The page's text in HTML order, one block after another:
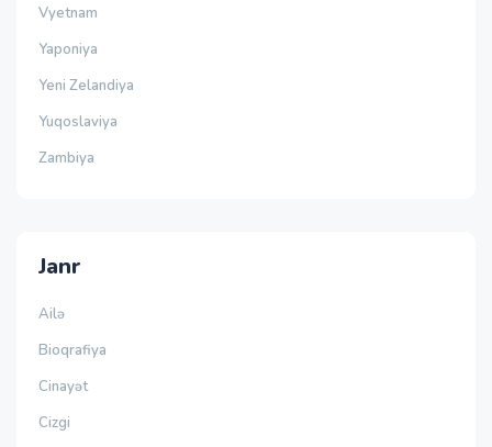
Vyetnam
Yaponiya
Yeni Zelandiya
Yuqoslaviya
Zambiya
Janr
Ailə
Bioqrafiya
Cinayət
Cizgi